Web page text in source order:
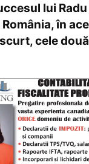
lui
în
cele